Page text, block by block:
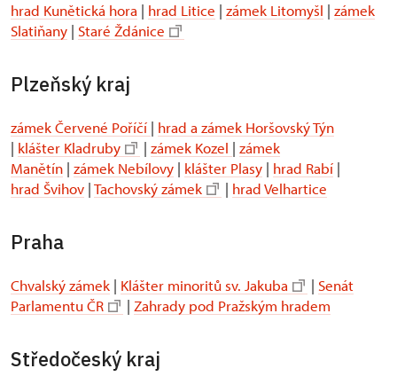
hrad Kunětická hora | hrad Litice | zámek Litomyšl | zámek
Slatiňany | Staré Ždánice
Plzeňský kraj
zámek Červené Poříčí | hrad a zámek Horšovský Týn
| klášter Kladruby | zámek Kozel | zámek
Manětín | zámek Nebílovy | klášter Plasy | hrad Rabí |
hrad Švihov |Tachovský zámek | hrad Velhartice
Praha
Chvalský zámek | Klášter minoritů sv. Jakuba | Senát
Parlamentu ČR
| Zahrady pod Pražským hradem
Středočeský kraj